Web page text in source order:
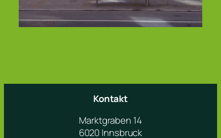
Kontakt
Marktgraben 14
6020 Innsbruck